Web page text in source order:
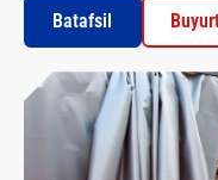
Batafsil